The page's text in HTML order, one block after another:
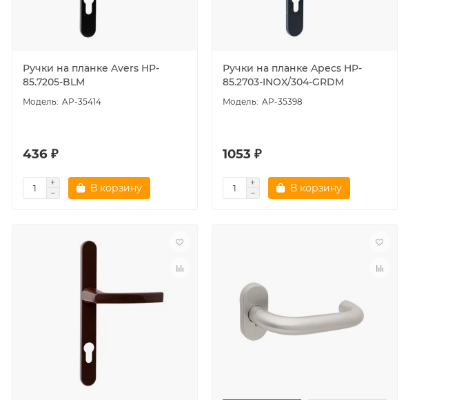
Ручки на планке Avers HP-
85.7205-BLM
AP-35414
436 ₽
В корзину
Ручки на планке Apecs HP-
85.2703-INOX/304-GRDM
AP-35398
1053 ₽
В корзину